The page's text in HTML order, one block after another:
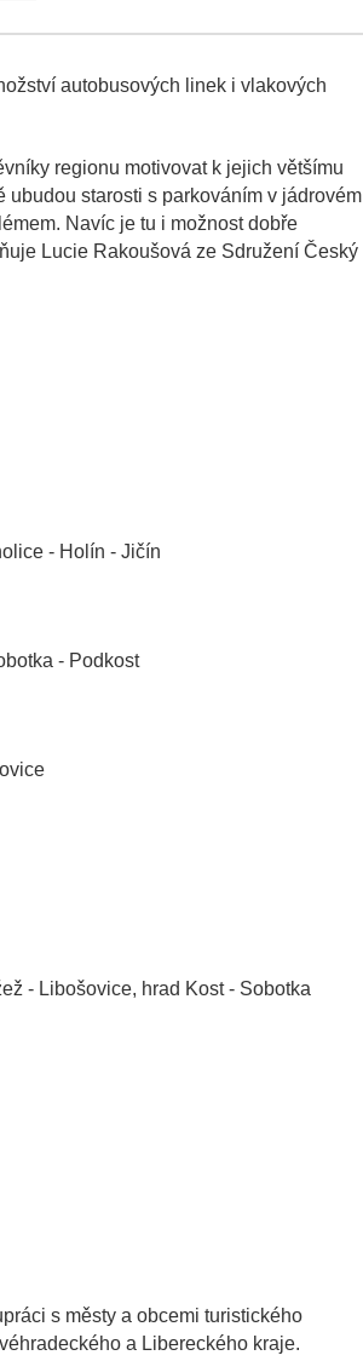
autobusových linek i vlakových
regionu motivovat k jejich většímu
ubudou starosti s parkováním v jádrovém
Navíc je tu i možnost dobře
Lucie Rakoušová ze Sdružení Český
- Holín - Jičín
- Podkost
Libošovice, hrad Kost - Sobotka
s městy a obcemi turistického
a Libereckého kraje.